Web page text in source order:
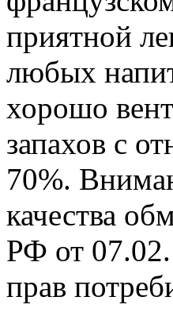
приятной
любых
хорошо
запахов с
70%.
качества
РФ от
прав